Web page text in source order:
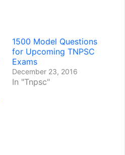
1500 Model Questions
for Upcoming TNPSC
Exams
December 23, 2016
In "Tnpsc"